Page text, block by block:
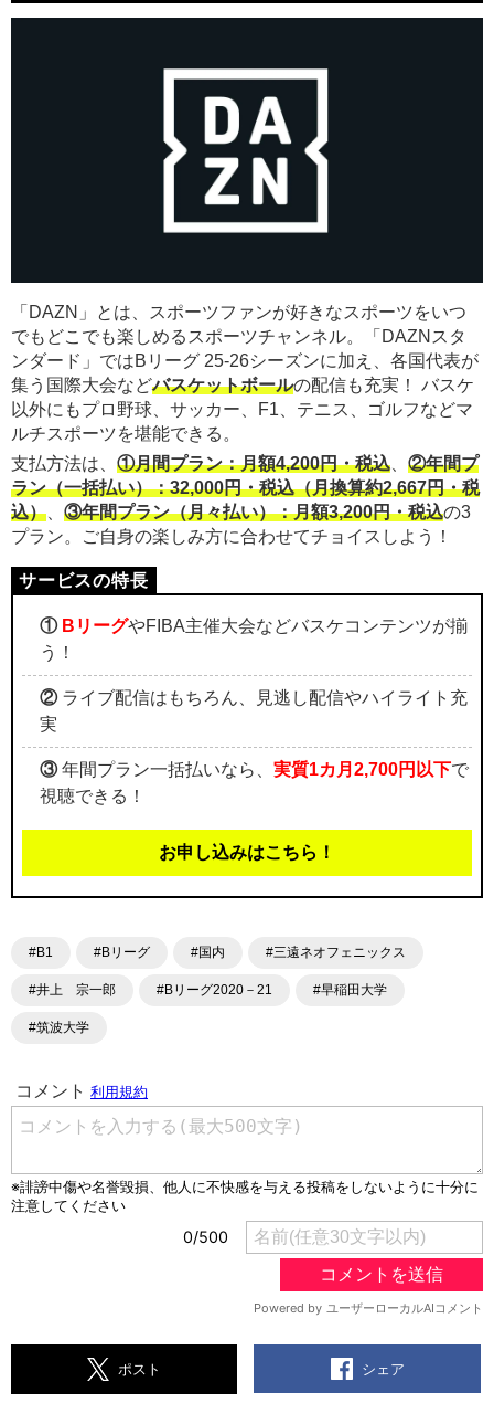
「DAZN」とは、スポーツファンが好きなスポーツをいつ
でもどこでも楽しめるスポーツチャンネル。「DAZNスタ
ンダード」ではBリーグ 25-26シーズンに加え、各国代表が
集う国際大会などバスケットボールの配信も充実！ バスケ
以外にもプロ野球、サッカー、F1、テニス、ゴルフなどマ
ルチスポーツを堪能できる。
支払方法は、 ①月間プラン：月額4,200円・税込、 ②年間プ
ラン（一括払い）：32,000円・税込（月換算約2,667円・税
込）、 ③年間プラン（月々払い）：月額3,200円・税込の3
プラン。ご自身の楽しみ方に合わせてチョイスしよう！
① BリーグやFIBA主催大会などバスケコンテンツが揃
う！
②ライブ配信はもちろん、見逃し配信やハイライト充
実
③年間プラン一括払いなら、 実質1カ月2,700円以下で
視聴できる！
お申し込みはこちら！
#B1 #Bリーグ #国内 #三遠ネオフェニックス
#井上 宗一郎 #Bリーグ2020－21 #早稲田大学
#筑波大学
ポスト シェア